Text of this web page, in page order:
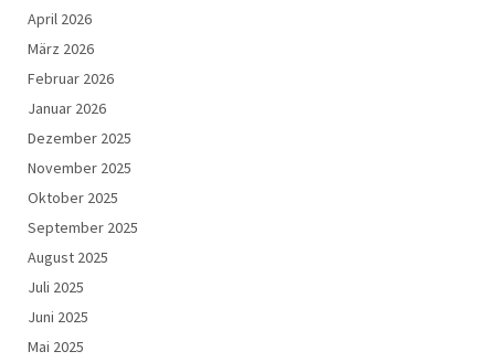
April 2026
März 2026
Februar 2026
Januar 2026
Dezember 2025
November 2025
Oktober 2025
September 2025
August 2025
Juli 2025
Juni 2025
Mai 2025